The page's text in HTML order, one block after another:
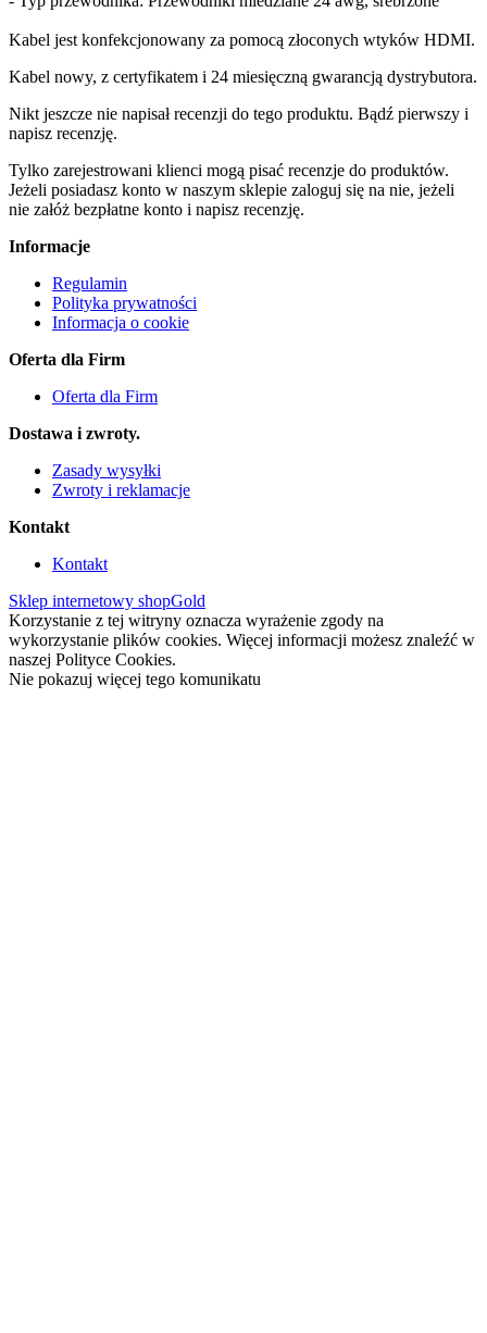
Kabel jest konfekcjonowany za pomocą złoconych wtyków HDMI.
Kabel nowy, z certyfikatem i 24 miesięczną gwarancją dystrybutora.
Nikt jeszcze nie napisał recenzji do tego produktu. Bądź pierwszy i
napisz recenzję.
Tylko zarejestrowani klienci mogą pisać recenzje do produktów.
Jeżeli posiadasz konto w naszym sklepie zaloguj się na nie, jeżeli
nie załóż bezpłatne konto i napisz recenzję.
Informacje
Regulamin
Polityka prywatności
Informacja o cookie
Oferta dla Firm
Oferta dla Firm
Dostawa i zwroty.
Zasady wysyłki
Zwroty i reklamacje
Kontakt
Kontakt
Sklep internetowy shopGold
Korzystanie z tej witryny oznacza wyrażenie zgody na
wykorzystanie plików cookies. Więcej informacji możesz znaleźć w
naszej Polityce Cookies.
Nie pokazuj więcej tego komunikatu